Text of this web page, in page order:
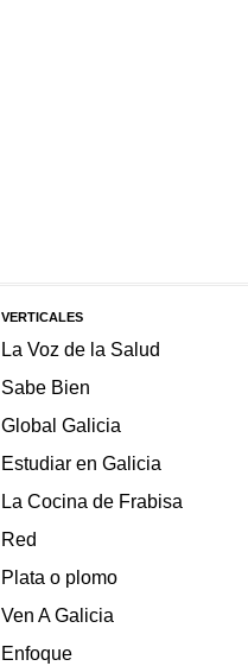
VERTICALES
La Voz de la Salud
Sabe Bien
Global Galicia
Estudiar en Galicia
La Cocina de Frabisa
Red
Plata o plomo
Ven A Galicia
Enfoque